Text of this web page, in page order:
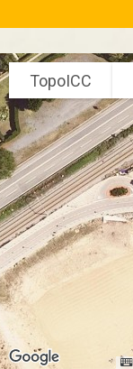
TopoICC